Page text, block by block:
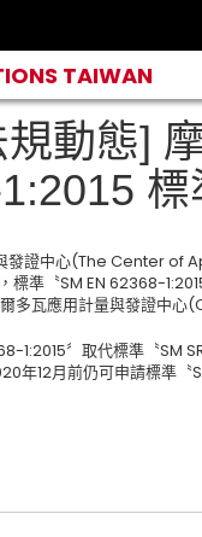
TAIWAN
動態]
發證中心(The Center
標準〝SM EN 62368-
多瓦應用計量與發證中心
1:2015〞取代標準〝SM
年12月前仍可申請標準〝